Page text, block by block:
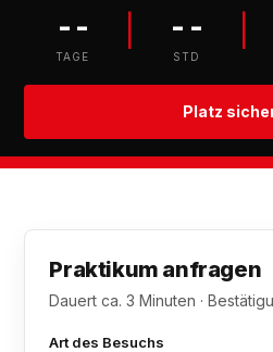
--
TAGE
--
STD
Platz
Praktikum anfragen
Dauert ca. 3 Minuten ·
Art des Besuchs